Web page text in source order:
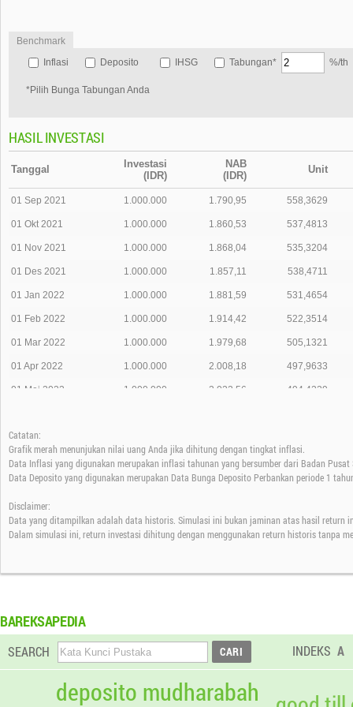
Benchmark
Inflasi
Deposito IHSG Tabungan* %/th
*Pilih Bunga Tabungan Anda
HASIL INVESTASI
Tanggal
Investasi
(IDR)
NAB
(IDR)
Unit
01 Sep 2021 1.000.000 1.790,95 558,3629
01 Okt 2021 1.000.000 1.860,53 537,4813
01 Nov 2021 1.000.000 1.868,04 535,3204
01 Des 2021 1.000.000 1.857,11 538,4711
01 Jan 2022 1.000.000 1.881,59 531,4654
01 Feb 2022 1.000.000 1.914,42 522,3514
01 Mar 2022 1.000.000 1.979,68 505,1321
01 Apr 2022 1.000.000 2.008,18 497,9633
01 Mei 2022 1.000.000 2.022,56 494,4229
01 Jul 2022
01 Agt 2022 1.000.000 1.951,49 512,4290
01 Sep 2022 1.000.000 1.975,59 506,1779
01 Okt 2022
01 Nov 2022 1.000.000 1.892,20 528,4854
01 Mar 2023
01 Apr 2023 1.000.000 1.909,24 523,7686
01 Jun 2023 1.000.000 1.931,62 517,7002
Catatan:
Grafik merah menunjukan nilai uang Anda jika dihitung dengan tingkat inflasi.
Data Inflasi yang digunakan merupakan inflasi tahunan yang bersumber dari Badan
Data Deposito yang digunakan merupakan Data Bunga Deposito Perbankan periode 1
Disclaimer:
Data yang ditampilkan adalah data historis. Simulasi ini bukan jaminan atas hasil return
Dalam simulasi ini, return investasi dihitung dengan menggunakan return historis tanpa
BAREKSAPEDIA
SEARCH INDEKS A
deposito mudharabah